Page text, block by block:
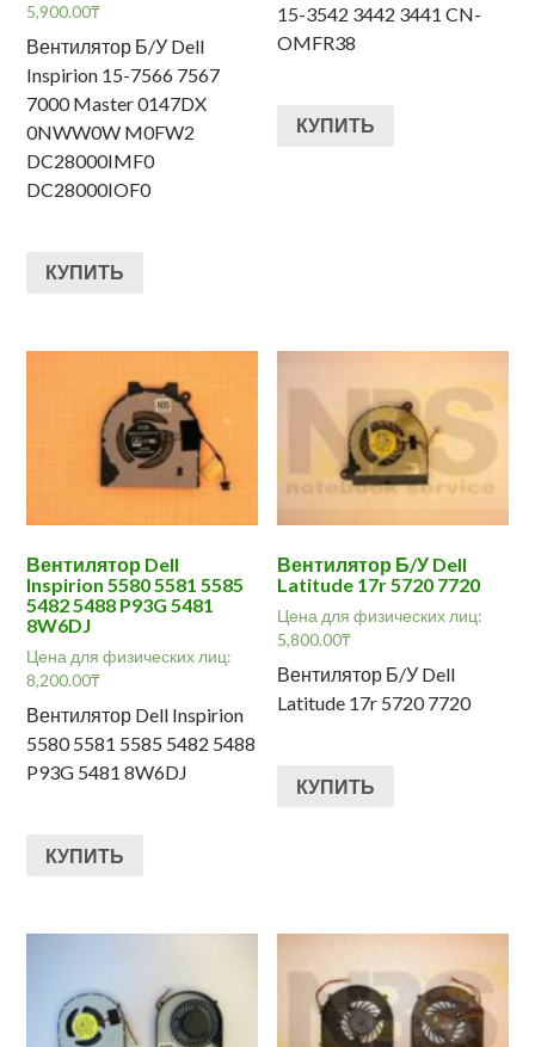
5,900.00₸
Вентилятор Б/У Dell
Inspirion 15-7566 7567
7000 Master 0147DX
0NWW0W M0FW2
DC28000IMF0
DC28000IOF0
КУПИТЬ
15-3542 3442 3441 CN-
OMFR38
КУПИТЬ
Вентилятор Dell
Inspirion 5580 5581 5585
5482 5488 P93G 5481
8W6DJ
Цена для физических лиц:
8,200.00₸
Вентилятор Dell Inspirion
5580 5581 5585 5482 5488
P93G 5481 8W6DJ
КУПИТЬ
Вентилятор Б/У Dell
Latitude 17r 5720 7720
Цена для физических лиц:
5,800.00₸
Вентилятор Б/У Dell
Latitude 17r 5720 7720
КУПИТЬ